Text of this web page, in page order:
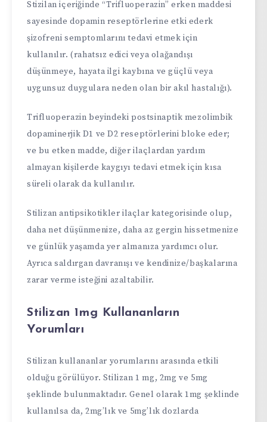
Stizilan içeriğinde “Trifluoperazin” erken maddesi
sayesinde dopamin reseptörlerine etki ederk
şizofreni semptomlarını tedavi etmek için
kullanılır. (rahatsız edici veya olağandışı
düşünmeye, hayata ilgi kaybına ve güçlü veya
uygunsuz duygulara neden olan bir akıl hastalığı).
Trifluoperazin beyindeki postsinaptik mezolimbik
dopaminerjik D1 ve D2 reseptörlerini bloke eder;
ve bu etken madde, diğer ilaçlardan yardım
almayan kişilerde kaygıyı tedavi etmek için kısa
süreli olarak da kullanılır.
Stilizan antipsikotikler ilaçlar kategorisinde olup,
daha net düşünmenize, daha az gergin hissetmenize
ve günlük yaşamda yer almanıza yardımcı olur.
Ayrıca saldırgan davranışı ve kendinize/başkalarına
zarar verme isteğini azaltabilir.
Stilizan 1mg Kullananların
Yorumları
Stilizan kullananlar yorumlarını arasında etkili
olduğu görülüyor. Stilizan 1 mg, 2mg ve 5mg
şeklinde bulunmaktadır. Genel olarak 1mg şeklinde
kullanılsa da, 2mg’lık ve 5mg’lık dozlarda